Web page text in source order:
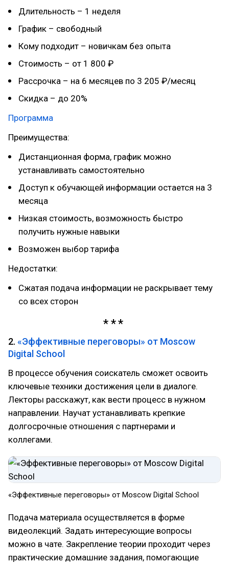
Длительность – 1 неделя
График – свободный
Кому подходит – новичкам без опыта
Стоимость – от 1 800 ₽
Рассрочка – на 6 месяцев по 3 205 ₽/месяц
Скидка – до 20%
Программа
Преимущества:
Дистанционная форма, график можно
устанавливать самостоятельно
Доступ к обучающей информации остается на 3
месяца
Низкая стоимость, возможность быстро
получить нужные навыки
Возможен выбор тарифа
Недостатки:
Сжатая подача информации не раскрывает тему
со всех сторон
2. «Эффективные переговоры» от Moscow
Digital School
В процессе обучения соискатель сможет освоить
ключевые техники достижения цели в диалоге.
Лекторы расскажут, как вести процесс в нужном
направлении. Научат устанавливать крепкие
долгосрочные отношения с партнерами и
коллегами.
«Эффективные переговоры» от Moscow Digital School
Подача материала осуществляется в форме
видеолекций. Задать интересующие вопросы
можно в чате. Закрепление теории проходит через
практические домашние задания, помогающие